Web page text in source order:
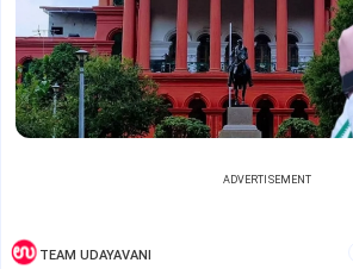
ADVERTISEMENT
TEAM UDAYAVANI